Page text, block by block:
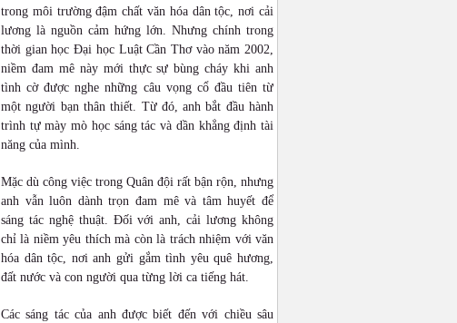
trong môi trường đậm chất văn hóa dân tộc, nơi cải
lương là nguồn cảm hứng lớn. Nhưng chính trong
thời gian học Đại học Luật Cần Thơ vào năm 2002,
niềm đam mê này mới thực sự bùng cháy khi anh
tình cờ được nghe những câu vọng cổ đầu tiên từ
một người bạn thân thiết. Từ đó, anh bắt đầu hành
trình tự mày mò học sáng tác và dần khẳng định tài
năng của mình.
Mặc dù công việc trong Quân đội rất bận rộn, nhưng
anh vẫn luôn dành trọn đam mê và tâm huyết để
sáng tác nghệ thuật. Đối với anh, cải lương không
chỉ là niềm yêu thích mà còn là trách nhiệm với văn
hóa dân tộc, nơi anh gửi gắm tình yêu quê hương,
đất nước và con người qua từng lời ca tiếng hát.
Các sáng tác của anh được biết đến với chiều sâu